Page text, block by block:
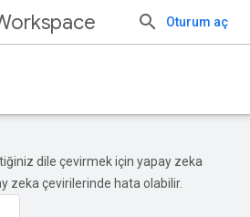
Oturum aç
dile çevirmek için yapay zeka
zeka çevirilerinde hata olabilir.